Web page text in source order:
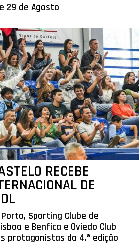
29 de Agosto
RECEBE
DE
Sporting Clube de
e Benfica e Oviedo Club
protagonistas da 4.ª edição